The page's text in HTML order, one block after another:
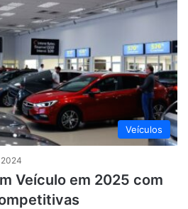
Veículos
Veículo em 2025 com